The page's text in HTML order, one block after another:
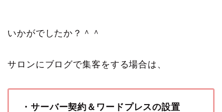
いかがでしたか？＾＾
サロンにブログで集客をする場合は、
・サーバー契約＆ワードプレスの設置